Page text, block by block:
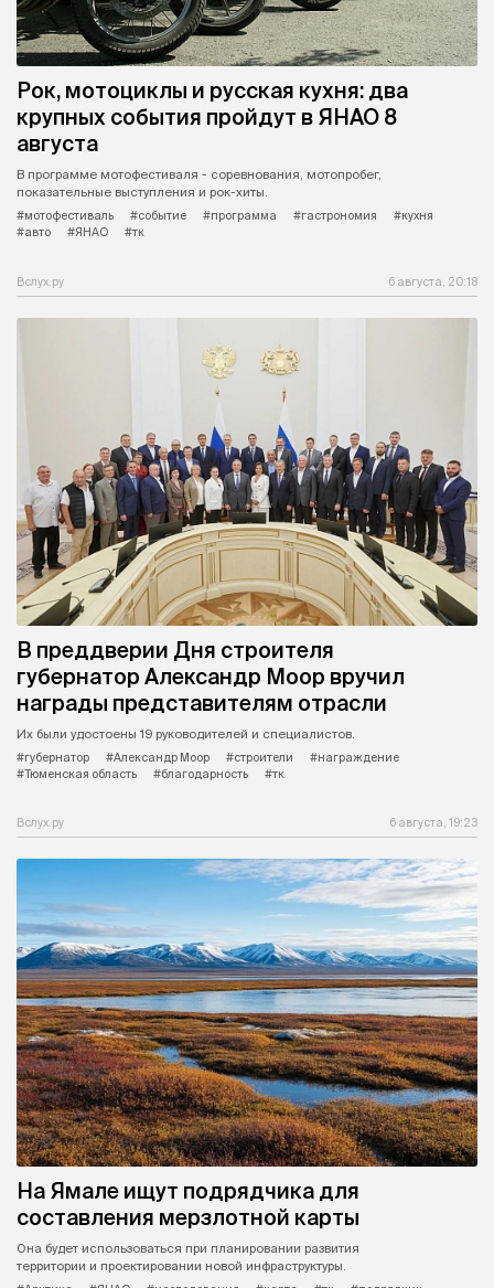
Рок, мотоциклы и русская кухня: два
крупных события пройдут в ЯНАО 8
августа
В программе мотофестиваля - соревнования, мотопробег,
показательные выступления и рок-хиты.
#мотофестиваль
#событие #программа #гастрономия
#кухня
#авто
#ЯНАО #тк
Вслух.ру 6 августа, 20:18
В преддверии Дня строителя
губернатор Александр Моор вручил
награды представителям отрасли
Их были удостоены 19 руководителей и специалистов.
#губернатор
#Александр Моор #строители
#награждение
#Тюменская область
#благодарность #тк
Вслух.ру 6 августа, 19:23
На Ямале ищут подрядчика для
составления мерзлотной карты
Она будет использоваться при планировании развития
территории и проектировании новой инфраструктуры.